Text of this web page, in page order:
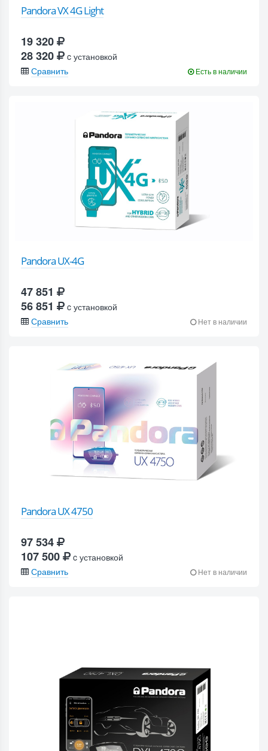
Pandora VX 4G Light
19 320
28 320
c установкой
Сравнить
Есть в наличии
Pandora UX-4G
47 851
56 851
c установкой
Сравнить
Нет в наличии
Pandora UX 4750
97 534
107 500
c установкой
Сравнить
Нет в наличии